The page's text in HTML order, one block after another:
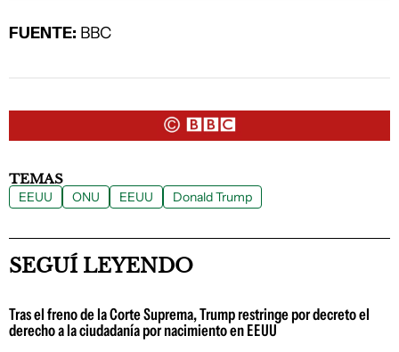
FUENTE: BBC
TEMAS
EEUU ONU EEUU Donald Trump
SEGUÍ LEYENDO
Tras el freno de la Corte Suprema, Trump restringe por decreto el
derecho a la ciudadanía por nacimiento en EEUU